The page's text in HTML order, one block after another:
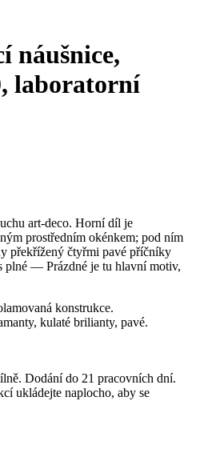
náušnice,
laboratorní
art-deco. Horní díl je
prostředním okénkem; pod ním
překřížený čtyřmi pavé příčníky
plné — Prázdné je tu hlavní motiv,
konstrukce.
kulaté brilianty, pavé.
Dodání do 21 pracovních dní.
ukládejte naplocho, aby se